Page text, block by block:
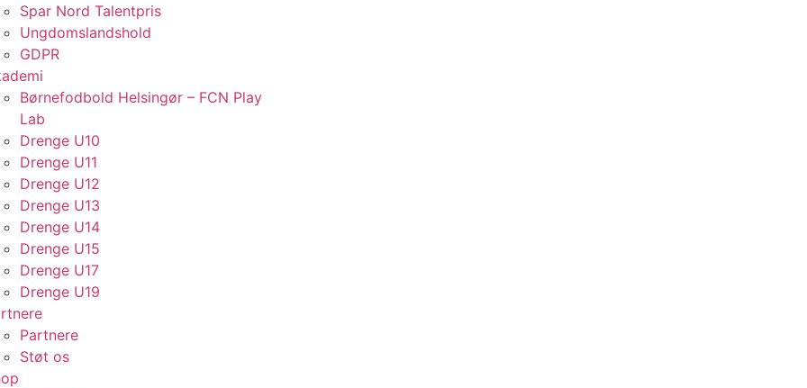
Spar Nord Talentpris
Ungdomslandshold
GDPR
Børnefodbold Helsingør – FCN Play
Lab
Drenge U10
Drenge U11
Drenge U12
Drenge U13
Drenge U14
Drenge U15
Drenge U17
Drenge U19
Partnere
Støt os